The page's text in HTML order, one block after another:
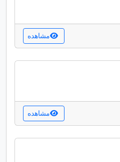
مشاهده
مشاهده